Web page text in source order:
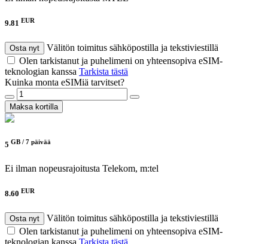
9.81 EUR
Osta nyt
Välitön toimitus sähköpostilla ja tekstiviestillä
Olen tarkistanut ja puhelimeni on yhteensopiva eSIM-
teknologian kanssa Tarkista tästä
Kuinka monta eSIMiä tarvitset?
Maksa kortilla
5 GB / 7 päivää
Ei ilman nopeusrajoitusta Telekom, m:tel
8.60 EUR
Osta nyt
Välitön toimitus sähköpostilla ja tekstiviestillä
Olen tarkistanut ja puhelimeni on yhteensopiva eSIM-
teknologian kanssa Tarkista tästä